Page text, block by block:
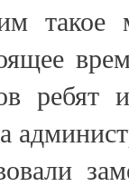
ребят